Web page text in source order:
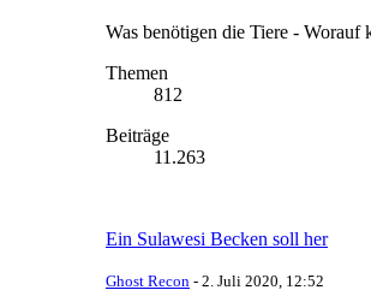
Was benötigen die Tiere - Worauf
Themen
812
Beiträge
11.263
Ein Sulawesi Becken soll her
Ghost Recon - 2. Juli 2020, 12:52